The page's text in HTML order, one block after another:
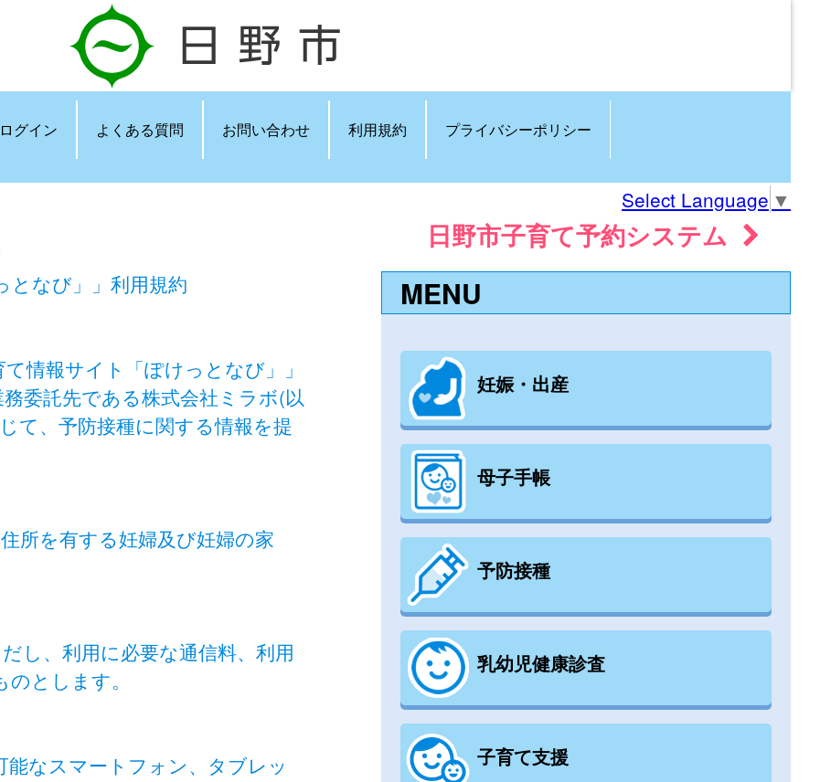
ログイン よくある質問 お問い合わせ 利用規約 プライバシーポリシー
Select Language ▼
となび」」利用規約
情報サイト「ぽけっとなび」」
委託先である株式会社ミラボ(以
て、予防接種に関する情報を提
所を有する妊婦及び妊婦の家
し、利用に必要な通信料、利用
とします。
なスマートフォン、タブレッ
日野市子育て予約システム
MENU
妊娠・出産
母子手帳
予防接種
乳幼児健康診査
子育て支援